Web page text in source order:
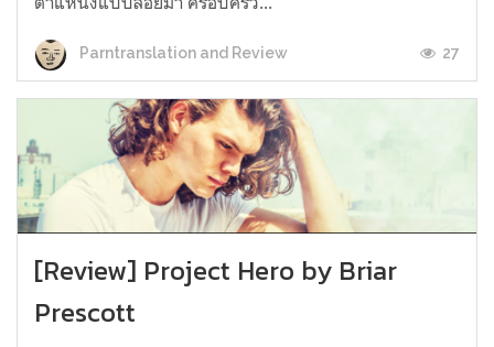
Parntranslation and Review 27
[Review] Project Hero by Briar
Prescott